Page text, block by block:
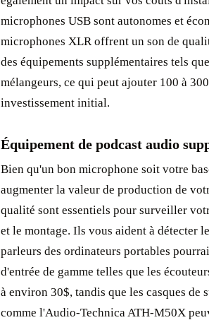
microphones USB sont autonomes et
microphones XLR offrent un son de
des équipements supplémentaires tels
mélangeurs, ce qui peut ajouter 100 à
investissement initial.
Équipement de podcast audio
Bien qu'un bon microphone soit votre
augmenter la valeur de production de
qualité sont essentiels pour surveiller
et le montage. Ils vous aident à détecter
parleurs des ordinateurs portables
d'entrée de gamme telles que les
à environ 30$, tandis que les casques de
comme l'Audio-Technica ATH-M50X